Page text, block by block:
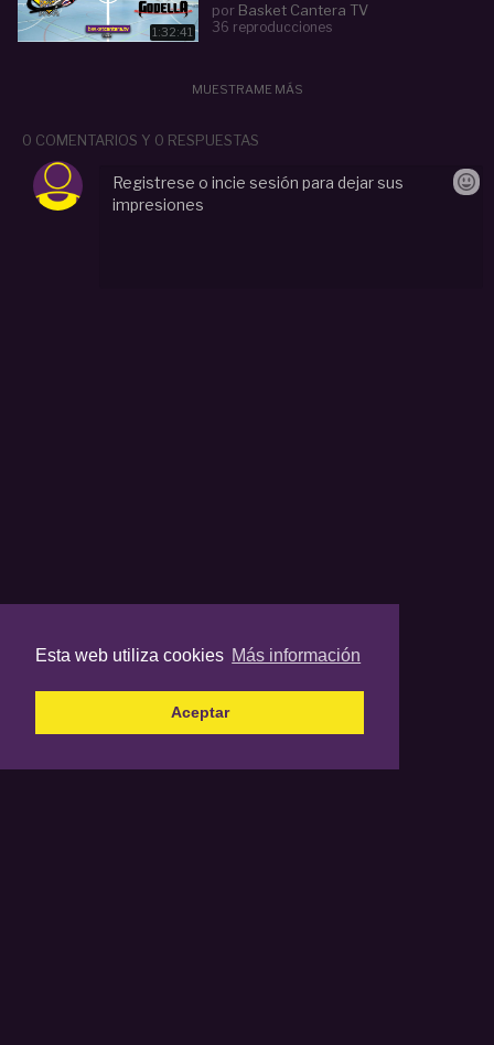
Esta web utiliza cookies Más información
Aceptar
1:32:41
por Basket Cantera TV
36 reproducciones
MUESTRAME MÁS
0 COMENTARIOS Y 0 RESPUESTAS